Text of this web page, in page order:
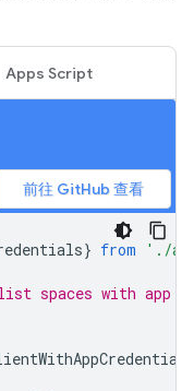
Apps Script
前往 GitHub 查看
} from './
spaces with app